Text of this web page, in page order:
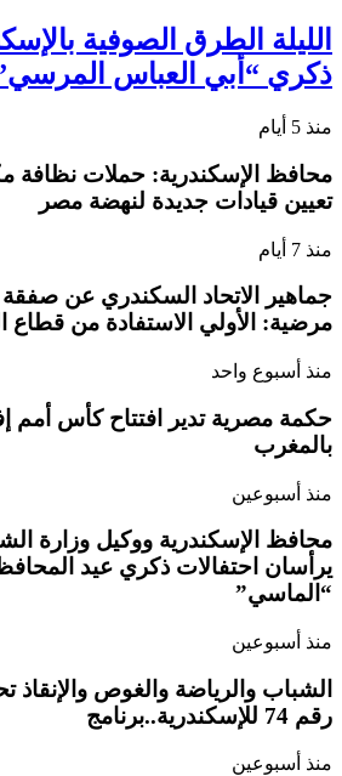
الليلة الطرق الصوفية
ذكري “أبي العباس
منذ 5 أيام
محافظ الإسكندرية: حملات نظافة
تعيين قيادات جديدة لنهضة مصر
منذ 7 أيام
جماهير الاتحاد السكندري عن صفقة
مرضية: الأولي الاستفادة من قطاع
منذ أسبوع واحد
حكمة مصرية تدير افتتاح كأس أمم
بالمغرب
منذ أسبوعين
محافظ الإسكندرية ووكيل وزارة
يرأسان احتفالات ذكري عيد
“الماسي”
منذ أسبوعين
الشباب والرياضة والغوص والإنقاذ
رقم 74 للإسكندرية..برنامج
منذ أسبوعين